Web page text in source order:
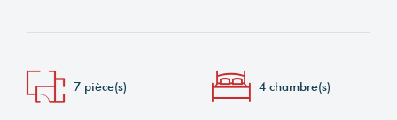
7 pièce(s) 4 chambre(s)